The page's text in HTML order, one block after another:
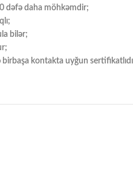
dəfə daha möhkəmdir;
bilər;
kontakta uyğun